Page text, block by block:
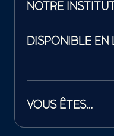
NOTRE
DISPONIBLE EN
VOUS ÊTES…
Tutelles et mécènes de la